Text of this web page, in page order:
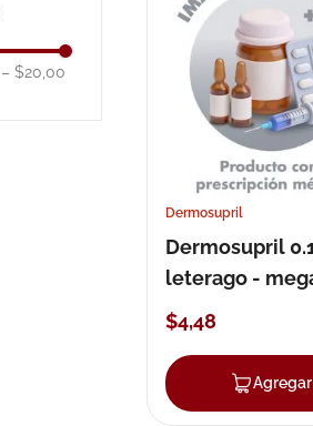
– $20,00
Dermosupril
Dermosupril
leterago -
en crema
$4,48
Agregar
roche posay
9. nivea
pañales